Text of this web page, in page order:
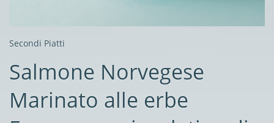
Secondi Piatti
Salmone Norvegese
Marinato alle erbe